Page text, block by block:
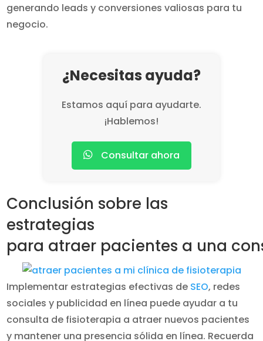
generando leads y conversiones valiosas para tu
negocio.
¿Necesitas ayuda?
Estamos aquí para ayudarte.
¡Hablemos!
Consultar ahora
Conclusión sobre las
estrategias
para atraer pacientes a una
Implementar estrategias efectivas de SEO, redes
sociales y publicidad en línea puede ayudar a tu
consulta de fisioterapia a atraer nuevos pacientes
y mantener una presencia sólida en línea. Recuerda